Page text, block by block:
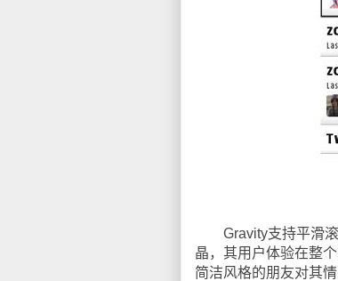
Gravity支持平滑滚
晶，其用户体验在整
简洁风格的朋友对其情